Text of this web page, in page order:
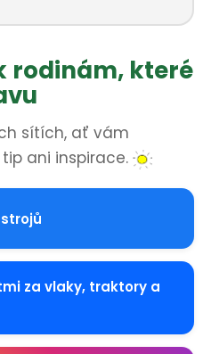
rodinám, které
sítích, ať vám
ani inspirace.
za vlaky, traktory a